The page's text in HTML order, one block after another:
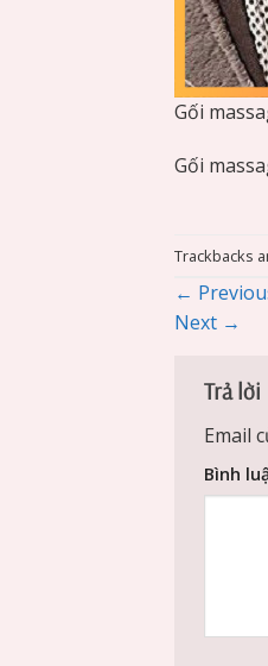
Gối
Gối
Trackbacks
←
Next →
Trả lời
Email
Bình